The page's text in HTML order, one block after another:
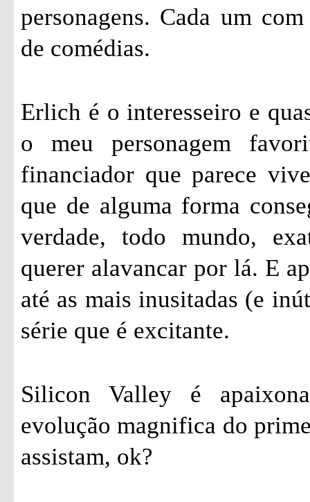
personagens. Cada um
de comédias.
Erlich é o interesseiro e
o meu personagem
financiador que parece
que de alguma forma
verdade, todo mundo,
querer alavancar por lá. E
até as mais inusitadas (e
série que é excitante.
Silicon Valley é
evolução magnifica do
assistam, ok?